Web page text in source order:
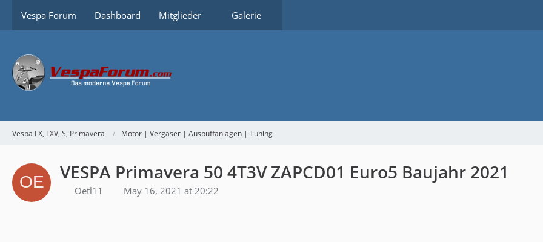
Vespa Forum Dashboard Mitglieder Galerie
Vespa LX, LXV, S, Primavera Motor | Vergaser | Auspuffanlagen | Tuning
VESPA Primavera 50 4T3V ZAPCD01 Euro5 Baujahr 2021
Oetl11 May 16, 2021 at 20:22